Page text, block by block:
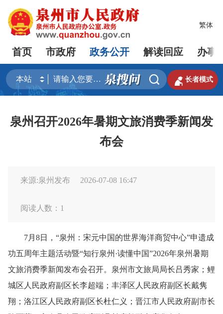
繁体
首页 市政府 政务公开 解读回应 办事
  长者模式
泉州召开2026年暑期文旅消费季新闻发
布会
来源:泉州发布 2026-07-08 16:47
阅读人数： 1
7月8日，“泉州：宋元中国的世界海洋商贸中心”申遗成
功五周年主题活动暨“知行泉州·读懂中国”2026年泉州暑期
文旅消费季新闻发布会召开。泉州市文旅局局长吕秀家；鲤
城区人民政府副区长李超端；丰泽区人民政府副区长戴隽
翔；洛江区人民政府副区长杜仁义；晋江市人民政府副市长